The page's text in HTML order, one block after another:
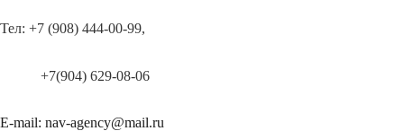
Тел: +7 (908) 444-00-99,
+7(904) 629-08-06
E-mail: nav-agency@mail.ru